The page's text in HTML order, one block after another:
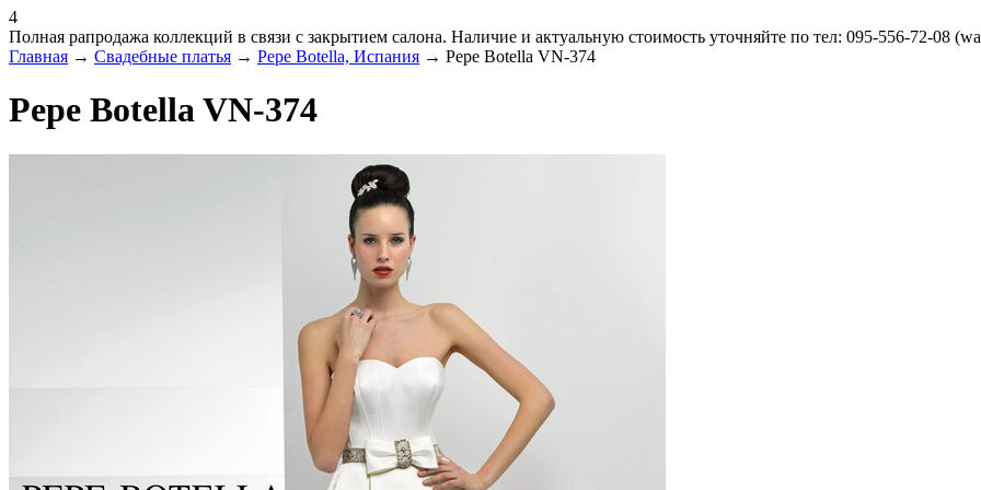
4
Полная рапродажа коллекций в связи с закрытием салона. Наличие и актуальную стоимость уточняйте по тел: 095-556-72-08
Главная → Свадебные платья → Pepe Botella, Испания → Pepe Botella VN-374
Pepe Botella VN-374